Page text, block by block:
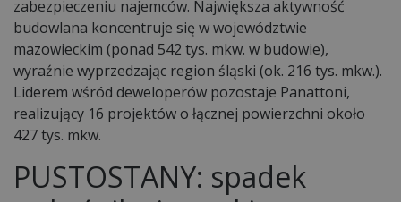
zabezpieczeniu najemców. Największa aktywność
budowlana koncentruje się w województwie
mazowieckim (ponad 542 tys. mkw. w budowie),
wyraźnie wyprzedzając region śląski (ok. 216 tys. mkw.).
Liderem wśród deweloperów pozostaje Panattoni,
realizujący 16 projektów o łącznej powierzchni około
427 tys. mkw.
PUSTOSTANY: spadek